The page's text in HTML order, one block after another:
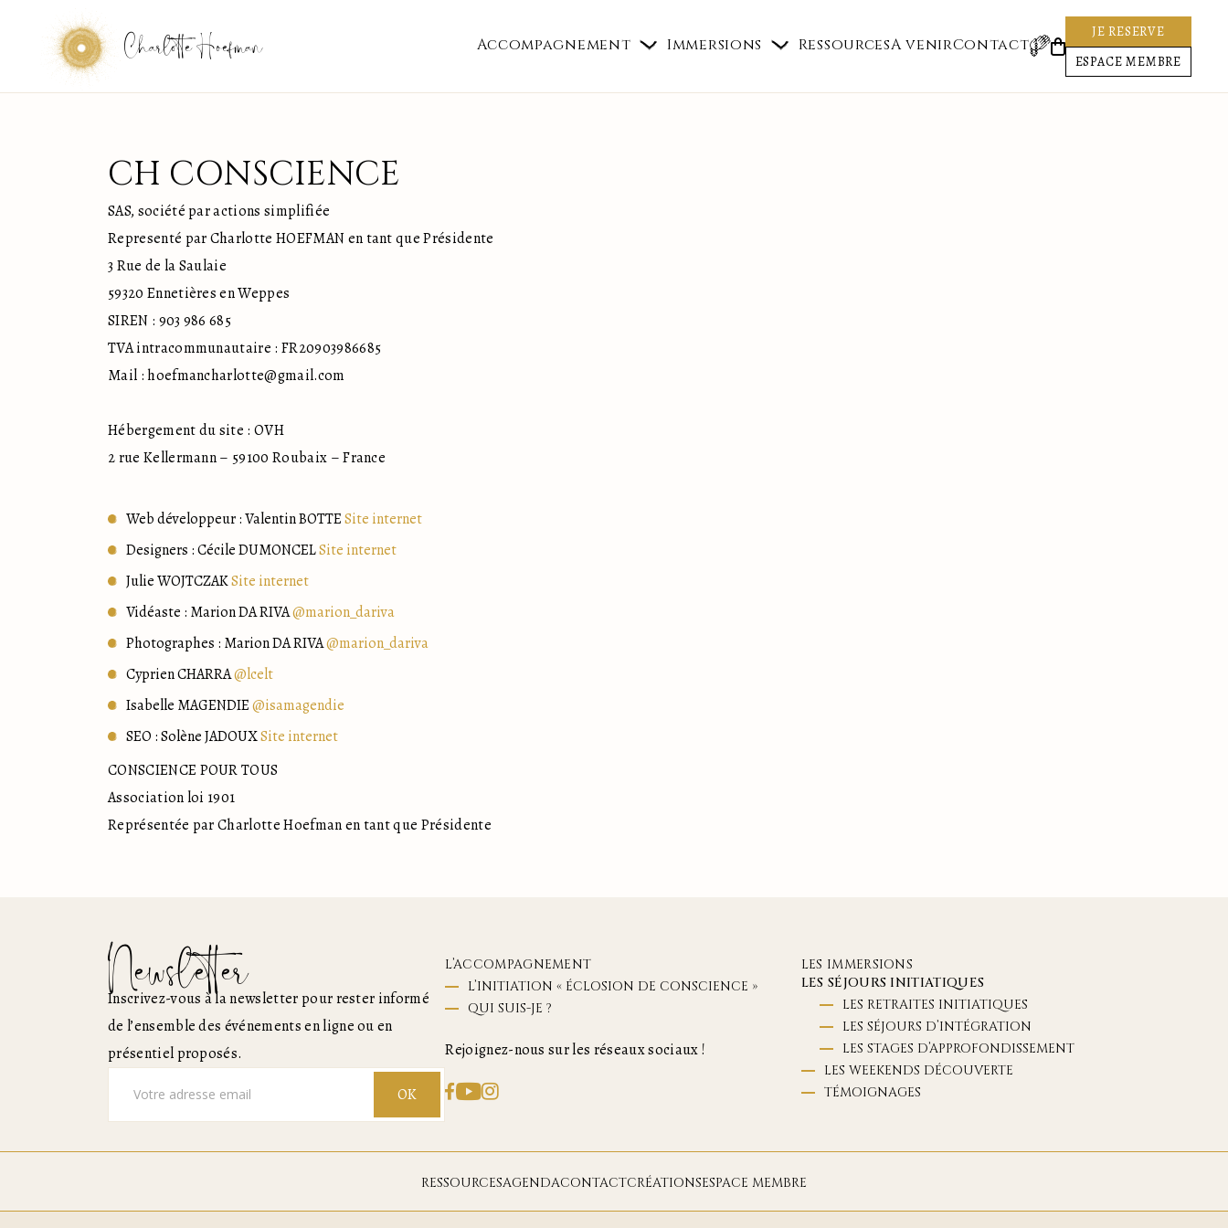
Charlotte Hoefman Accompagnement Immersions RessourcesA venirContact
JE RESERVE
ESPACE MEMBRE
CH CONSCIENCE
SAS, société par actions simplifiée
Representé par Charlotte HOEFMAN en tant que Présidente
3 Rue de la Saulaie
59320 Ennetières en Weppes
SIREN : 903 986 685
TVA intracommunautaire : FR20903986685
Mail : hoefmancharlotte@gmail.com
Hébergement du site : OVH
2 rue Kellermann – 59100 Roubaix – France
Web développeur : Valentin BOTTESite internet
Designers : Cécile DUMONCELSite internet
Julie WOJTCZAKSite internet
Vidéaste : Marion DA RIVA@marion_dariva
Photographes : Marion DA RIVA@marion_dariva
Cyprien CHARRA@lcelt
Isabelle MAGENDIE@isamagendie
SEO : Solène JADOUXSite internet
CONSCIENCE POUR TOUS
Association loi 1901
Représentée par Charlotte Hoefman en tant que Présidente
Newsletter
Inscrivez-vous à la newsletter pour rester informé
de l’ensemble des événements en ligne ou en
présentiel proposés.
OK
L’ACCOMPAGNEMENT
L’INITIATION « ÉCLOSION DE CONSCIENCE »
QUI SUIS-JE ?
Rejoignez-nous sur les réseaux sociaux !
LES IMMERSIONS
LES SÉJOURS INITIATIQUES
LES RETRAITES INITIATIQUES
LES SÉJOURS D’INTÉGRATION
LES STAGES D’APPROFONDISSEMENT
LES WEEKENDS DÉCOUVERTE
TÉMOIGNAGES
RESSOURCESAGENDACONTACTCRÉATIONSESPACE MEMBRE